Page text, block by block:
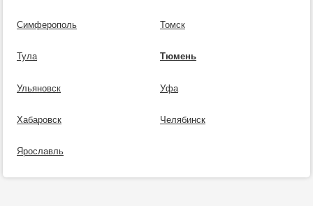
Симферополь Томск
Тула Тюмень
Ульяновск Уфа
Хабаровск Челябинск
Ярославль